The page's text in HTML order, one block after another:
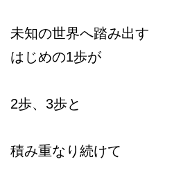
未知の世界へ踏み出す
はじめの1歩が
2歩、3歩と
積み重なり続けて